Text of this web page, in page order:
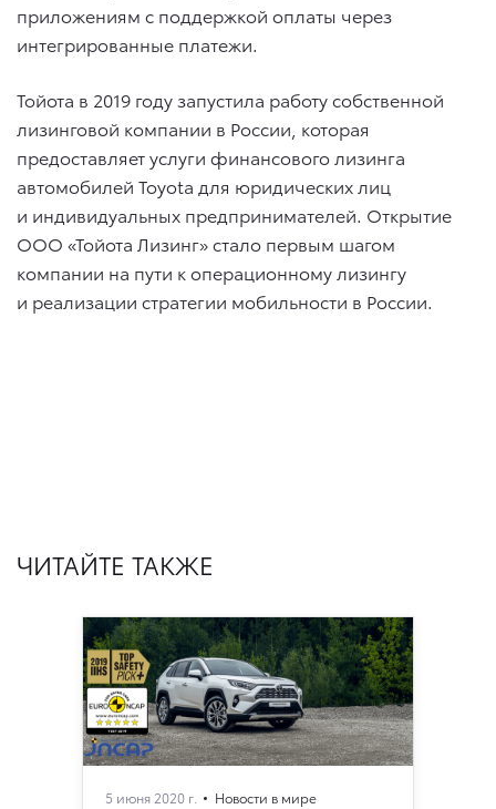
приложениям с поддержкой оплаты через
интегрированные платежи.
Тойота в 2019 году запустила работу собственной
лизинговой компании в России, которая
предоставляет услуги финансового лизинга
автомобилей Toyota для юридических лиц
и индивидуальных предпринимателей. Открытие
ООО «Тойота Лизинг» стало первым шагом
компании на пути к операционному лизингу
и реализации стратегии мобильности в России.
ЧИТАЙТЕ ТАКЖЕ
5 июня 2020 г. Новости в мире